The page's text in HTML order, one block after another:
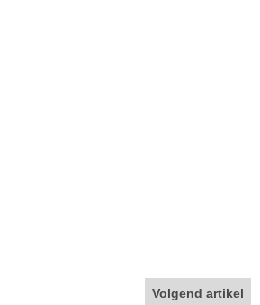
Volgend artikel